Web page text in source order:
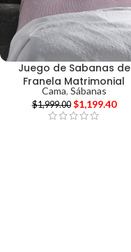
Juego de Sabanas de
Franela Matrimonial
Cama, Sábanas
$1,999.00 $1,199.40